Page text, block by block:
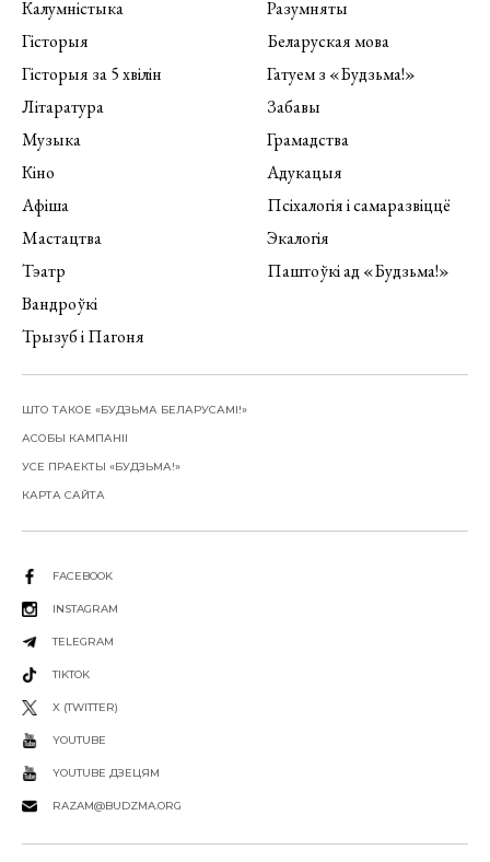
Калумністыка
Гісторыя
Гісторыя за 5 хвілін
Літаратура
Музыка
Кіно
Афіша
Мастацтва
Тэатр
Вандроўкі
Трызуб і Пагоня
Разумняты
Беларуская мова
Гатуем з «Будзьма!»
Забавы
Грамадства
Адукацыя
Псіхалогія і самаразвіццё
Экалогія
Паштоўкі ад «Будзьма!»
ШТО ТАКОЕ «БУДЗЬМА БЕЛАРУСАМІ!»
АСОБЫ КАМПАНІІ
УСЕ ПРАЕКТЫ «БУДЗЬМА!»
КАРТА САЙТА
FACEBOOK
INSTAGRAM
TELEGRAM
TIKTOK
X (TWITTER)
YOUTUBE
YOUTUBE ДЗЕЦЯМ
RAZAM@BUDZMA.ORG